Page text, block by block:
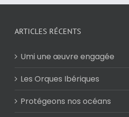
ARTICLES RÉCENTS
Umi une œuvre engagée
Les Orques Ibériques
Protégeons nos océans